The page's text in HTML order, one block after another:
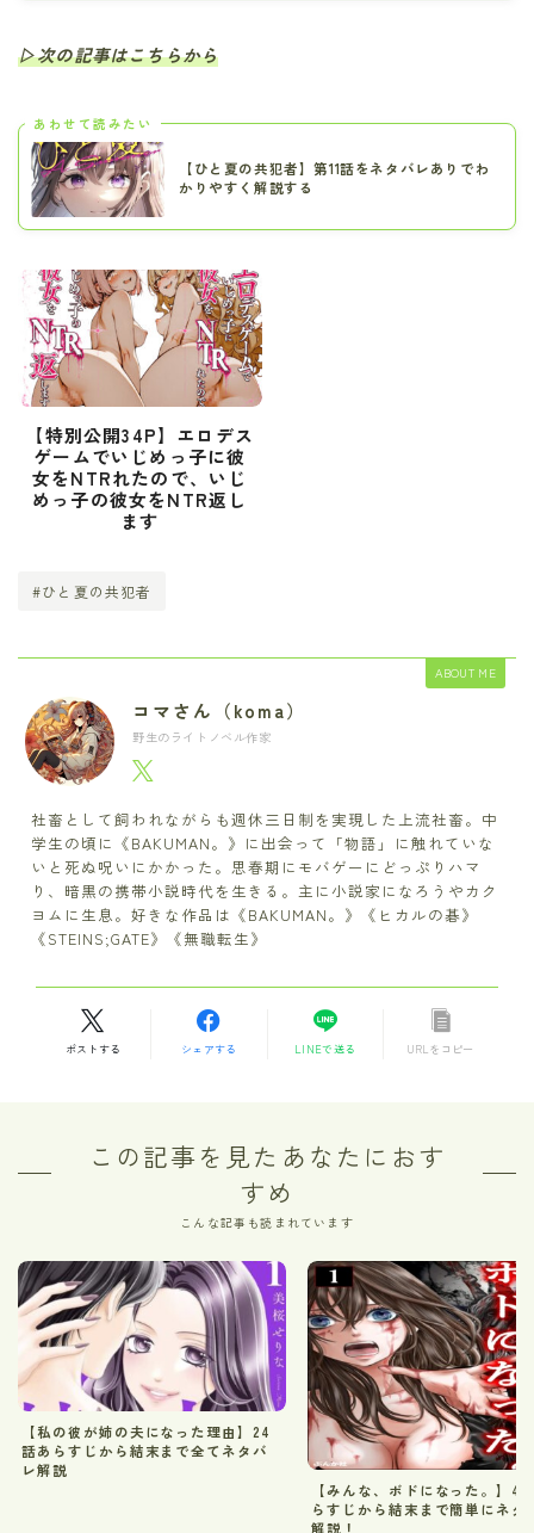
▷次の記事はこちらから
あわせて読みたい
【ひと夏の共犯者】第11話をネタバレありでわ
かりやすく解説する
【特別公開34P】エロデス
ゲームでいじめっ子に彼
女をNTRれたので、いじ
めっ子の彼女をNTR返し
ます
#ひと夏の共犯者
ABOUT ME
コマさん（koma）
野生のライトノベル作家
社畜として飼われながらも週休三日制を実現した上流社畜。中
学生の頃に《BAKUMAN。》に出会って「物語」に触れていな
いと死ぬ呪いにかかった。思春期にモバゲーにどっぷりハマ
り、暗黒の携帯小説時代を生きる。主に小説家になろうやカク
ヨムに生息。好きな作品は《BAKUMAN。》《ヒカルの碁》
《STEINS;GATE》《無職転生》
ポストする シェアする LINEで送る URLをコピー
この記事を見たあなたにおす
すめ
こんな記事も読まれています
【私の彼が姉の夫になった理由】24
話あらすじから結末まで全てネタバ
レ解説
【みんな、ボドになった。】4
らすじから結末まで簡単にネタ
解説！